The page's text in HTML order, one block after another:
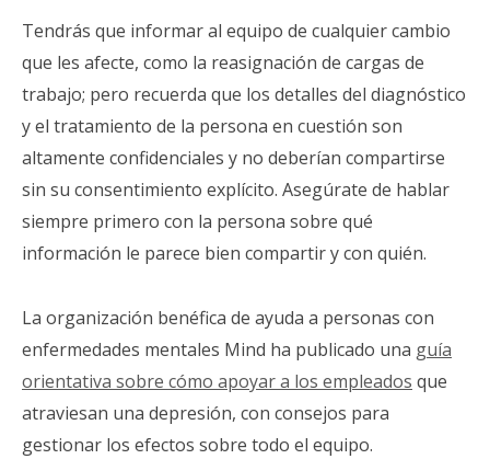
Tendrás que informar al equipo de cualquier cambio
que les afecte, como la reasignación de cargas de
trabajo; pero recuerda que los detalles del diagnóstico
y el tratamiento de la persona en cuestión son
altamente confidenciales y no deberían compartirse
sin su consentimiento explícito. Asegúrate de hablar
siempre primero con la persona sobre qué
información le parece bien compartir y con quién.
La organización benéfica de ayuda a personas con
enfermedades mentales Mind ha publicado una guía
orientativa sobre cómo apoyar a los empleados que
atraviesan una depresión, con consejos para
gestionar los efectos sobre todo el equipo.